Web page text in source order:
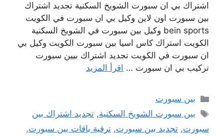
اشتراك بي ان سبورت الشويخ السكنية تجديد اشتراك
بين سبورت اون لاين وكيل بي ان سبورت في الكويت
bein sports وكيل بين سبورت في الشويخ السكنية
الكويت استراك كاس اسيا بين سبورت الكويت وكيل بي
ان سبورت في الكويت تجديد اشتراك بيين سبورت
تركيب بي ان سبورت … اقرأ المزيد
التصنيفات
بين سبورت
الوسوم
بين سبورت الشويخ السكنية,تجديد اشتراك بين
سبورت, تجديد بين سبورت, ترقية باقات بين سبورت,